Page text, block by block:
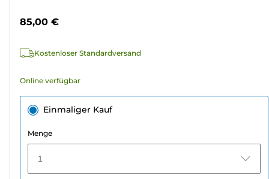
4
85,00 €
Kostenloser Standardversand
Online verfügbar
Einmaliger Kauf
Menge
1